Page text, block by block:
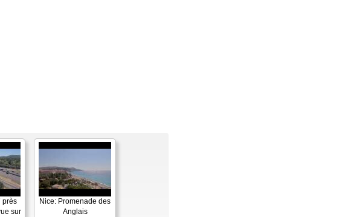
près
sur
Nice: Promenade des
Anglais